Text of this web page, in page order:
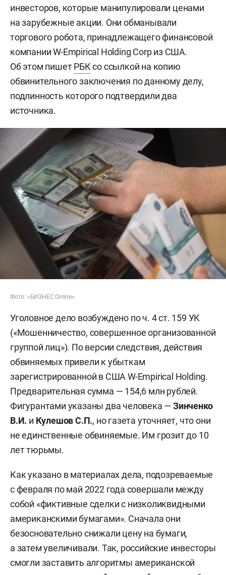
инвесторов, которые манипулировали ценами
на зарубежные акции. Они обманывали
торгового робота, принадлежащего финансовой
компании W-Empirical Holding Corp из США.
Об этом пишетРБКсо ссылкой на копию
обвинительного заключения по данному делу,
подлинность которого подтвердили два
источника.
Фото: «БИЗНЕС Online»
Уголовное дело возбуждено по ч. 4 ст. 159 УК
(«Мошенничество, совершенное организованной
группой лиц»). По версии следствия, действия
обвиняемых привели к убыткам
зарегистрированной в США W-Empirical Holding.
Предварительная сумма — 154,6 млн рублей.
Фигурантами указаны два человека — Зинченко
В.И. и Кулешов С.П., но газета уточняет, что они
не единственные обвиняемые. Им грозит до 10
лет тюрьмы.
Как указано в материалах дела, подозреваемые
с февраля по май 2022 года совершали между
собой «фиктивные сделки с низколиквидными
американскими бумагами». Сначала они
безосновательно снижали цену на бумаги,
а затем увеличивали. Так, российские инвесторы
смогли заставить алгоритмы американской